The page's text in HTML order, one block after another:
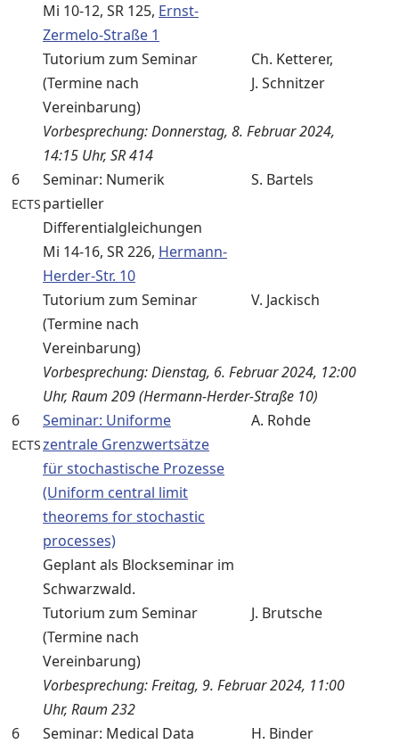
Mi 10-12, SR 125, Ernst-
Zermelo-Straße 1
Tutorium zum Seminar
(Termine nach
Vereinbarung)
Ch. Ketterer,
J. Schnitzer
Vorbesprechung: Donnerstag, 8. Februar 2024,
14:15 Uhr, SR 414
6
ECTS
Seminar: Numerik
partieller
Differentialgleichungen
S. Bartels
Mi 14-16, SR 226, Hermann-
Herder-Str. 10
Tutorium zum Seminar
(Termine nach
Vereinbarung)
V. Jackisch
Vorbesprechung: Dienstag, 6. Februar 2024, 12:00
Uhr, Raum 209 (Hermann-Herder-Straße 10)
6
ECTS
Seminar: Uniforme
zentrale Grenzwertsätze
für stochastische Prozesse
(Uniform central limit
theorems for stochastic
processes)
A. Rohde
Geplant als Blockseminar im
Schwarzwald.
Tutorium zum Seminar
(Termine nach
Vereinbarung)
J. Brutsche
Vorbesprechung: Freitag, 9. Februar 2024, 11:00
Uhr, Raum 232
6
Seminar: Medical Data
H. Binder